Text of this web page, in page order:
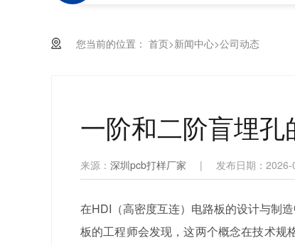
您当前的位置： 首页>新闻中心>公司动态
一阶和二阶盲埋孔
来源： 深圳pcb打样厂家 | 发布日期：
在HDI（高密度互连）电路板的设计与制
板的工程师会发现，这两个概念在技术规